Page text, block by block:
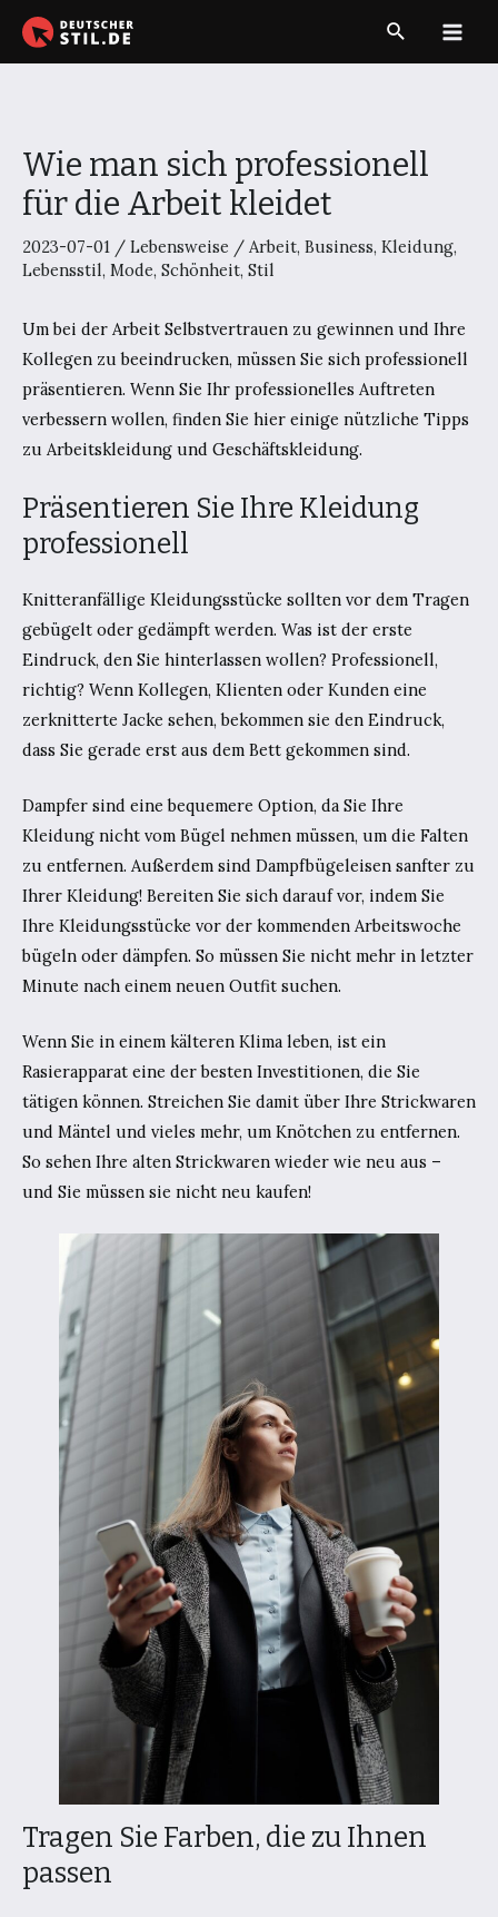
Zum
Inhalt
Suche
Wie man sich professionell
für die Arbeit kleidet
2023-07-01 / Lebensweise / Arbeit, Business, Kleidung,
Lebensstil, Mode, Schönheit, Stil
Um bei der Arbeit Selbstvertrauen zu gewinnen und Ihre
Kollegen zu beeindrucken, müssen Sie sich professionell
präsentieren. Wenn Sie Ihr professionelles Auftreten
verbessern wollen, finden Sie hier einige nützliche Tipps
zu Arbeitskleidung und Geschäftskleidung.
Präsentieren Sie Ihre Kleidung
professionell
Knitteranfällige Kleidungsstücke sollten vor dem Tragen
gebügelt oder gedämpft werden. Was ist der erste
Eindruck, den Sie hinterlassen wollen? Professionell,
richtig? Wenn Kollegen, Klienten oder Kunden eine
zerknitterte Jacke sehen, bekommen sie den Eindruck,
dass Sie gerade erst aus dem Bett gekommen sind.
Dampfer sind eine bequemere Option, da Sie Ihre
Kleidung nicht vom Bügel nehmen müssen, um die Falten
zu entfernen. Außerdem sind Dampfbügeleisen sanfter zu
Ihrer Kleidung! Bereiten Sie sich darauf vor, indem Sie
Ihre Kleidungsstücke vor der kommenden Arbeitswoche
bügeln oder dämpfen. So müssen Sie nicht mehr in letzter
Minute nach einem neuen Outfit suchen.
Wenn Sie in einem kälteren Klima leben, ist ein
Rasierapparat eine der besten Investitionen, die Sie
tätigen können. Streichen Sie damit über Ihre Strickwaren
und Mäntel und vieles mehr, um Knötchen zu entfernen.
So sehen Ihre alten Strickwaren wieder wie neu aus –
und Sie müssen sie nicht neu kaufen!
Tragen Sie Farben, die zu Ihnen
passen